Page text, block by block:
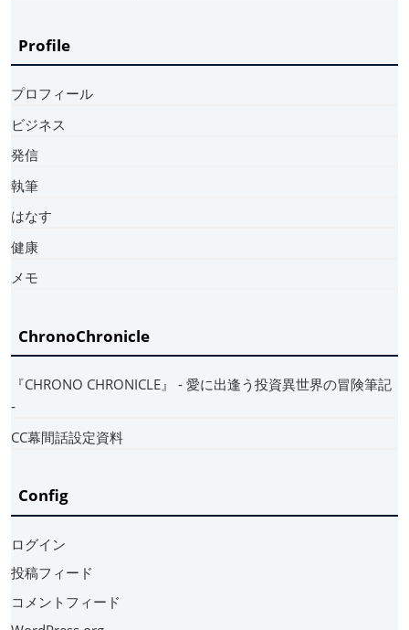
Profile
プロフィール
ビジネス
発信
執筆
はなす
健康
メモ
ChronoChronicle
『CHRONO CHRONICLE』 ‐ 愛に出逢う投資異世界の冒険筆記
‐
CC幕間話設定資料
Config
ログイン
投稿フィード
コメントフィード